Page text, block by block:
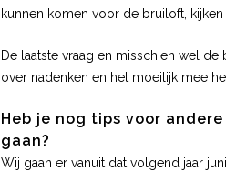
kunnen komen voor de bruiloft,
De laatste vraag en misschien wel
over nadenken en het moeilijk mee
Heb je nog tips voor
gaan?
Wij gaan er vanuit dat volgend jaar